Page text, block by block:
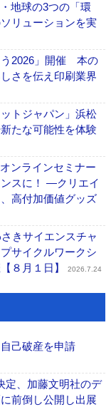
地球の3つの「環
リューションを実
2026」開催 本の
さを伝え印刷業界
トジャパン」浜松
たな可能性を体験
ンラインセミナー
ンスに！ ―クリエイ
高付加価値グッズ
きサイエンスチャ
サイクルワークシ
８月１日】
2026.7.24
己破産を申請
、加藤文明社のデ
前倒し公開し出展